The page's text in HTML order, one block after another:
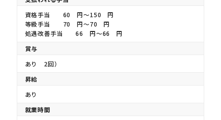
資格手当 60 円〜150 円
等級手当 70 円〜70 円
処遇改善手当 66 円〜66 円
賞与
あり 2回）
昇給
あり
就業時間